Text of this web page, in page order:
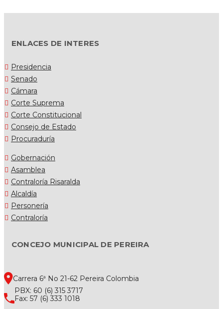
ENLACES DE INTERES
Presidencia
Senado
Cámara
Corte Suprema
Corte Constitucional
Consejo de Estado
Procuraduría
Gobernación
Asamblea
Contraloría Risaralda
Alcaldía
Personería
Contraloría
CONCEJO MUNICIPAL DE PEREIRA
Carrera 6ª No 21-62 Pereira Colombia
PBX: 60 (6) 315 3717
Fax: 57 (6) 333 1018